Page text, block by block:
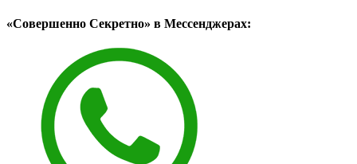
«Совершенно Секретно» в Мессенджерах: